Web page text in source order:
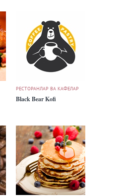
РЕСТОРАНЛАР ВА КАФЕЛАР
Black Bear Kofi